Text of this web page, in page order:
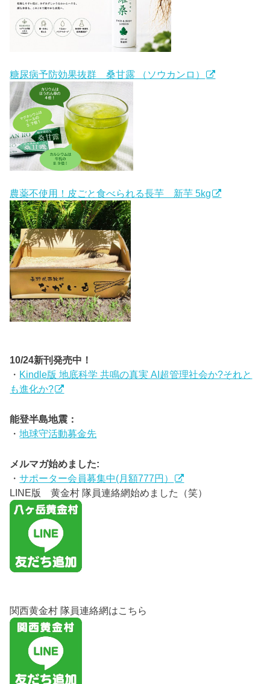
糖尿病予防効果抜群 桑甘露 （ソウカンロ）
農薬不使用！皮ごと食べられる長芋 新芋 5kg
10/24新刊発売中！
・ Kindle版 地底科学 共鳴の真実 AI超管理社会か?それと
も進化か?
能登半島地震：
・地球守活動募金先
メルマガ始めました:
・サポーター会員募集中(月額777円）
LINE版 黄金村 隊員連絡網始めました（笑）
関西黄金村 隊員連絡網はこちら